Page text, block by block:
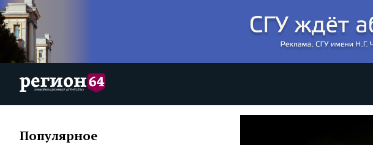
Популярное